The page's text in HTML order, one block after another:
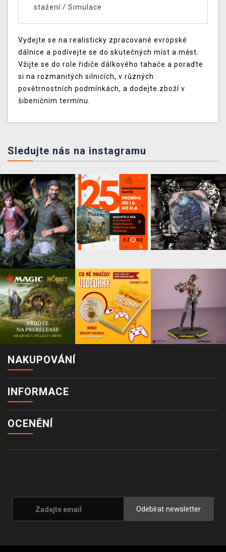
stažení / Simulace
Vydejte se na realisticky zpracované evropské
dálnice a podívejte se do skutečných míst a měst.
Vžijte se do role řidiče dálkového tahače a poraďte
si na rozmanitých silnicích, v různých
povětrnostních podmínkách, a dodejte zboží v
šibeničním termínu.
Sledujte nás na instagramu
NAKUPOVÁNÍ
INFORMACE
OCENĚNÍ
Odebírat newsletter